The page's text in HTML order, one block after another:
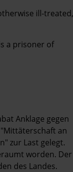
ill-treated,
a prisoner of
Anklage gegen
an
zur Last gelegt.
worden. Der
des Landes.